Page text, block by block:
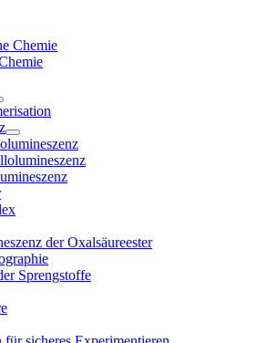
Chemie
der Oxalsäureester
Sprengstoffe